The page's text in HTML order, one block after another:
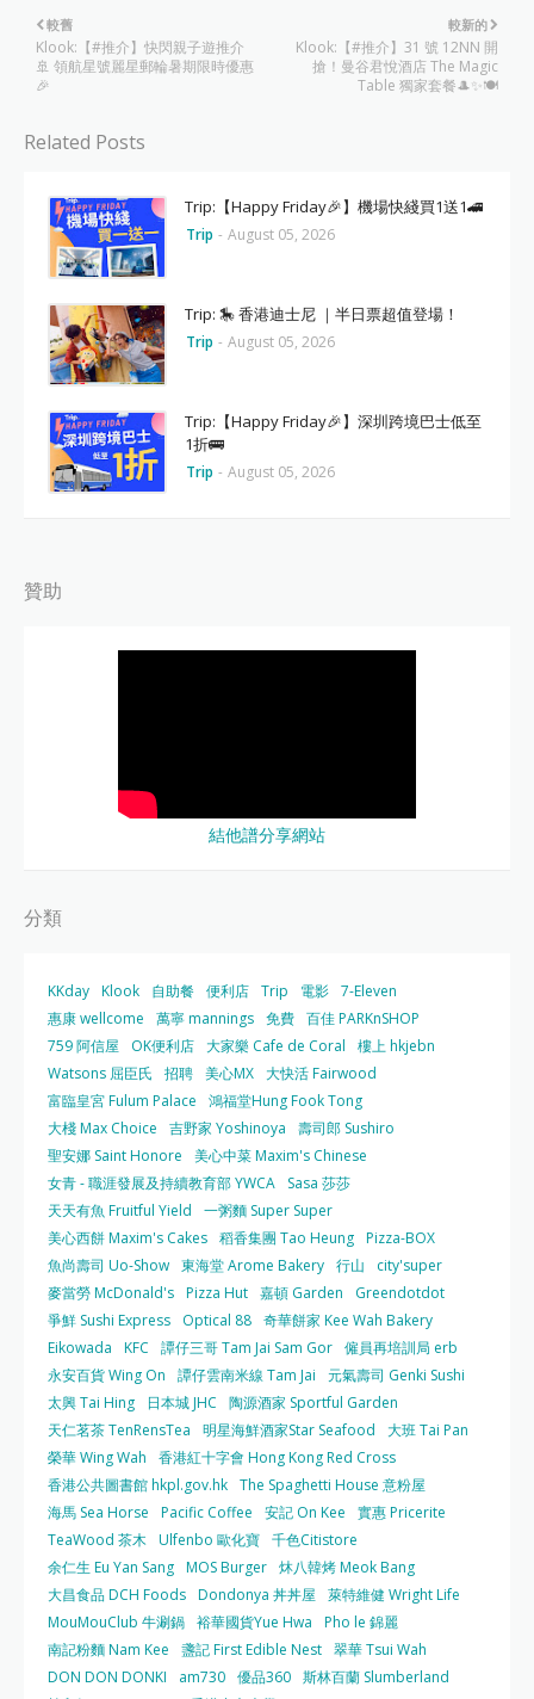
較新的
Klook:【#推介】31 號 12NN 開
搶！曼谷君悅酒店 The Magic
Table 獨家套餐🎩✨🍽️
較舊
Klook:【#推介】快閃親子遊推介
🚢 領航星號麗星郵輪暑期限時優惠
🎉
Related Posts
Trip:【Happy Friday🎉】機場快綫買1送1🚄
Trip - August 05, 2026
Trip: 🎠 香港迪士尼 ｜半日票超值登場！
Trip - August 05, 2026
Trip:【Happy Friday🎉】深圳跨境巴士低至
1折🚌
Trip - August 05, 2026
贊助
結他譜分享網站
分類
KKday Klook 自助餐 便利店 Trip 電影 7-Eleven
惠康 wellcome
萬寧 mannings 免費 百佳 PARKnSHOP
759 阿信屋
OK便利店 大家樂 Cafe de Coral
樓上 hkjebn
Watsons 屈臣氏
招聘 美心MX 大快活 Fairwood
富臨皇宮 Fulum Palace
鴻福堂Hung Fook Tong
大棧 Max Choice
吉野家 Yoshinoya
壽司郎 Sushiro
聖安娜 Saint Honore
美心中菜 Maxim's Chinese
女青 - 職涯發展及持續教育部 YWCA
Sasa 莎莎
天天有魚 Fruitful Yield
一粥麵 Super Super
美心西餅 Maxim's Cakes 稻香集團 Tao Heung Pizza-BOX
魚尚壽司 Uo-Show 東海堂 Arome Bakery 行山
city'super
麥當勞 McDonald's Pizza Hut 嘉頓 Garden
Greendotdot
爭鮮 Sushi Express
Optical 88 奇華餅家 Kee Wah Bakery
Eikowada
KFC 譚仔三哥 Tam Jai Sam Gor 僱員再培訓局 erb
永安百貨 Wing On
譚仔雲南米線 Tam Jai
元氣壽司 Genki Sushi
太興 Tai Hing
日本城 JHC
陶源酒家 Sportful Garden
天仁茗茶 TenRensTea
明星海鮮酒家Star Seafood
大班 Tai Pan
榮華 Wing Wah
香港紅十字會 Hong Kong Red Cross
香港公共圖書館 hkpl.gov.hk The Spaghetti House 意粉屋
海馬 Sea Horse
Pacific Coffee 安記 On Kee
實惠 Pricerite
TeaWood 茶木 Ulfenbo 歐化寶 千色Citistore
余仁生 Eu Yan Sang MOS Burger 炑八韓烤 Meok Bang
大昌食品 DCH Foods Dondonya 丼丼屋
萊特維健 Wright Life
MouMouClub 牛涮鍋 裕華國貨Yue Hwa
Pho le 錦麗
南記粉麵 Nam Kee
盞記 First Edible Nest 翠華 Tsui Wah
DON DON DONKI
am730 優品360 斯林百蘭 Slumberland